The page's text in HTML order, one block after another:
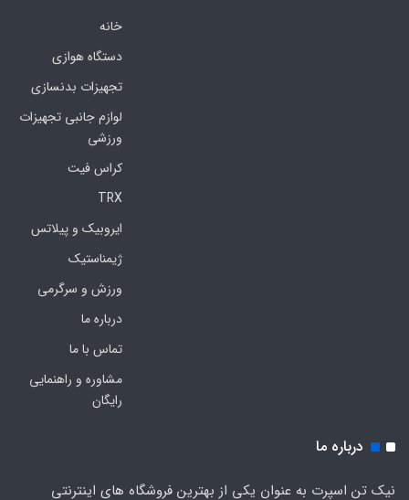
خانه
دستگاه هوازی
تجهیزات بدنسازی
لوازم جانبی تجهیزات
ورزشی
کراس فیت
TRX
ایروبیک و پیلاتس
ژیمناستیک
ورزش و سرگرمی
درباره ما
تماس با ما
مشاوره و راهنمایی
رایگان
درباره ما
نیک تن اسپرت به عنوان یکی از بهترین فروشگاه های اینترنتی